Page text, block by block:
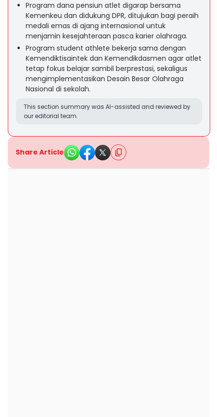
Program dana pensiun atlet digarap bersama
Kemenkeu dan didukung DPR, ditujukan bagi peraih
medali emas di ajang internasional untuk
menjamin kesejahteraan pasca karier olahraga.
Program student athlete bekerja sama dengan
Kemendiktisaintek dan Kemendikdasmen agar atlet
tetap fokus belajar sambil berprestasi, sekaligus
mengimplementasikan Desain Besar Olahraga
Nasional di sekolah.
This section summary was AI-assisted and reviewed by
our editorial team.
Share Article